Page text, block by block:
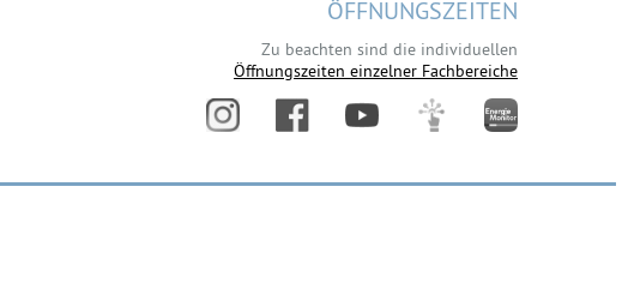
ÖFFNUNGSZEITEN
Zu beachten sind die individuellen
Öffnungszeiten einzelner Fachbereiche